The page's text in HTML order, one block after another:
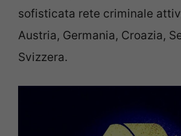
sofisticata rete criminale
Austria, Germania, Croazia,
Svizzera.